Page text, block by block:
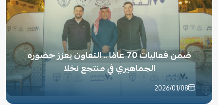
ضمن فعاليات 70 عامًا .. التعاون يعزز حضوره
الجماهيري في منتجع نخلا
2026/01/08